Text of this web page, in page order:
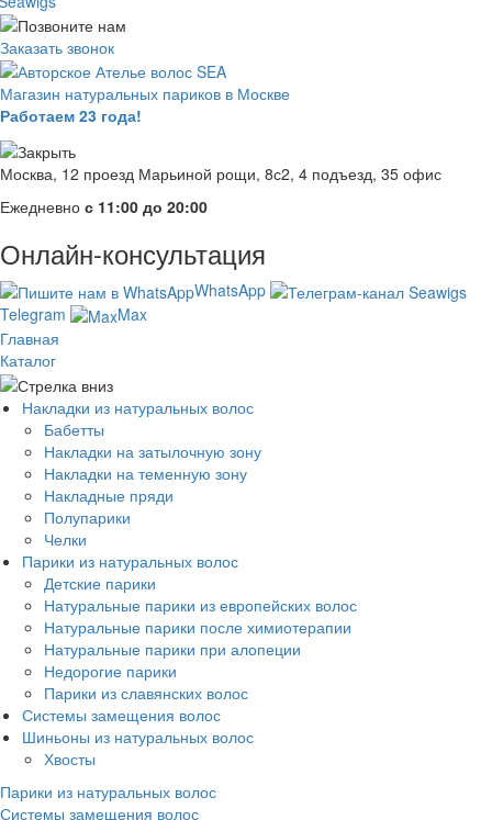
Заказать звонок
Магазин натуральных париков в Москве
Работаем 23 года!
Москва, 12 проезд Марьиной рощи, 8с2, 4 подъезд, 35 офис
Ежедневно с 11:00 до 20:00
Онлайн-консультация
WhatsApp
Telegram
Max
Главная
Каталог
Накладки из натуральных волос
Бабетты
Накладки на затылочную зону
Накладки на теменную зону
Накладные пряди
Полупарики
Челки
Парики из натуральных волос
Детские парики
Натуральные парики из европейских волос
Натуральные парики после химиотерапии
Натуральные парики при алопеции
Недорогие парики
Парики из славянских волос
Системы замещения волос
Шиньоны из натуральных волос
Хвосты
Парики из натуральных волос
Системы замещения волос